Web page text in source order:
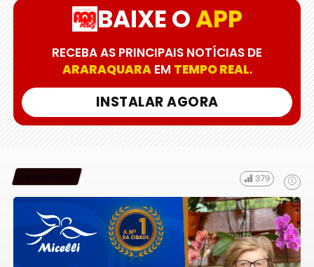
BAIXE OAPP
RECEBA AS PRINCIPAIS NOTÍCIAS DE
ARARAQUARAEM TEMPO REAL.
INSTALAR AGORA
379